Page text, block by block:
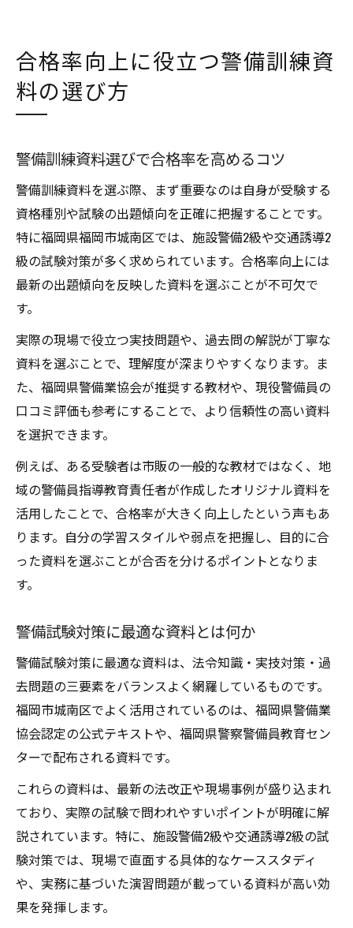
警備員試験合格へ導く資料活用の実践例
交通誘導2級対策に役立つ警備資料の使い方
警備試験日程に合わせた資料活用戦略
特別講習前に準備すべき警備資料とは
実践力を鍛える警備訓練の効果的学習方法
警備訓練資料で実践力を高める方法
警備現場を想定した学習アプローチ
警備試験のための効果的な模擬訓練法
警備実技試験に向けた重要練習ポイント
警備業の資格取得に必須のポイント整理
警備資格取得で押さえるべき要点解説
警備指導教育責任者の役割と重要性
警備試験合格に直結する勉強法まとめ
警備業界の基礎知識と資格取得の道
警備合格発表前に知りたい準備と心構え
警備合格発表までの過ごし方と注意点
警備業協会の合格発表情報のチェック法
警備資格取得後の次なるステップ準備
独学で警備に挑む人のための実践アドバイス
警備独学合格者が実践した勉強術を紹介
警備訓練資料を活用した独学の進め方
独学で警備資格を取得するための心得
警備業界未経験者におすすめの学習法
警備独学中に役立つ情報収集のポイント
合格率向上に役立つ警備訓練資
料の選び方
警備訓練資料選びで合格率を高めるコツ
警備訓練資料を選ぶ際、まず重要なのは自身が受験する
資格種別や試験の出題傾向を正確に把握することです。
特に福岡県福岡市城南区では、施設警備2級や交通誘導2
級の試験対策が多く求められています。合格率向上には
最新の出題傾向を反映した資料を選ぶことが不可欠で
す。
実際の現場で役立つ実技問題や、過去問の解説が丁寧な
資料を選ぶことで、理解度が深まりやすくなります。ま
た、福岡県警備業協会が推奨する教材や、現役警備員の
口コミ評価も参考にすることで、より信頼性の高い資料
を選択できます。
例えば、ある受験者は市販の一般的な教材ではなく、地
域の警備員指導教育責任者が作成したオリジナル資料を
活用したことで、合格率が大きく向上したという声もあ
ります。自分の学習スタイルや弱点を把握し、目的に合
った資料を選ぶことが合否を分けるポイントとなりま
す。
警備試験対策に最適な資料とは何か
警備試験対策に最適な資料は、法令知識・実技対策・過
去問題の三要素をバランスよく網羅しているものです。
福岡市城南区でよく活用されているのは、福岡県警備業
協会認定の公式テキストや、福岡県警察警備員教育セン
ターで配布される資料です。
これらの資料は、最新の法改正や現場事例が盛り込まれ
ており、実際の試験で問われやすいポイントが明確に解
説されています。特に、施設警備2級や交通誘導2級の試
験対策では、現場で直面する具体的なケーススタディ
や、実務に基づいた演習問題が載っている資料が高い効
果を発揮します。